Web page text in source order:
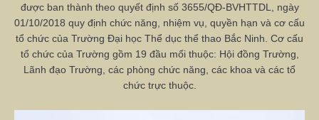
được ban thành theo quyết định số 3655/QÐ-BVHTTDL, ngày
01/10/2018 quy định chức năng, nhiệm vụ, quyền hạn và cơ cấu
tổ chức của Trường Đại học Thể dục thể thao Bắc Ninh. Cơ cấu
tổ chức của Trường gồm 19 đầu mối thuộc: Hội đồng Trường,
Lãnh đạo Trường, các phòng chức năng, các khoa và các tổ
chức trực thuộc.